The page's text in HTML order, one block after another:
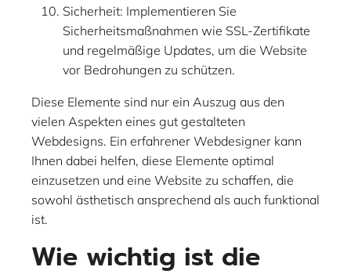
Sicherheit: Implementieren Sie
Sicherheitsmaßnahmen wie SSL-Zertifikate
und regelmäßige Updates, um die Website
vor Bedrohungen zu schützen.
Diese Elemente sind nur ein Auszug aus den
vielen Aspekten eines gut gestalteten
Webdesigns. Ein erfahrener Webdesigner kann
Ihnen dabei helfen, diese Elemente optimal
einzusetzen und eine Website zu schaffen, die
sowohl ästhetisch ansprechend als auch funktional
ist.
Wie wichtig ist die